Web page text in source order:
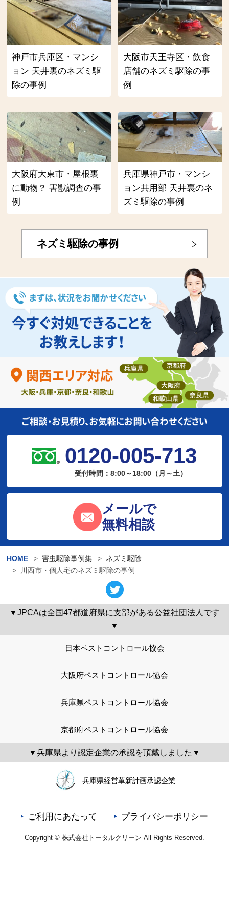
神戸市兵庫区・マンシ
ョン 天井裏のネズミ駆
除の事例
大阪市天王寺区・飲食
店舗のネズミ駆除の事
例
大阪府大東市・屋根裏
に動物？ 害獣調査の事
例
兵庫県神戸市・マンシ
ョン共用部 天井裏のネ
ズミ駆除の事例
ネズミ駆除の事例
0120-005-713
受付時間：8:00～18:00（月～土）
メールで
無料相談
HOME 害虫駆除事例集
ネズミ駆除
川西市・個人宅のネズミ駆除の事例
▼JPCAは全国47都道府県に支部がある公益社団法人です
▼
日本ペストコントロール協会
大阪府ペストコントロール協会
兵庫県ペストコントロール協会
京都府ペストコントロール協会
▼兵庫県より認定企業の承認を頂戴しました▼
兵庫県経営革新計画承認企業
ご利用にあたって プライバシーポリシー
Copyright © 株式会社トータルクリーン All Rights Reserved.